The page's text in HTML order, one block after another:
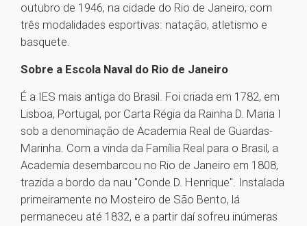
outubro de 1946, na cidade do Rio de Janeiro, com
três modalidades esportivas: natação, atletismo e
basquete.
Sobre a Escola Naval do Rio de Janeiro
É a IES mais antiga do Brasil. Foi criada em 1782, em
Lisboa, Portugal, por Carta Régia da Rainha D. Maria I
sob a denominação de Academia Real de Guardas-
Marinha. Com a vinda da Família Real para o Brasil, a
Academia desembarcou no Rio de Janeiro em 1808,
trazida a bordo da nau "Conde D. Henrique". Instalada
primeiramente no Mosteiro de São Bento, lá
permaneceu até 1832, e a partir daí sofreu inúmeras